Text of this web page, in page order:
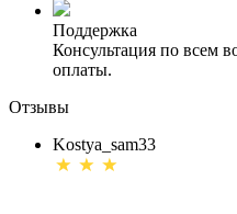
Поддержка
Консультация по всем
оплаты.
Отзывы
Kostya_sam33